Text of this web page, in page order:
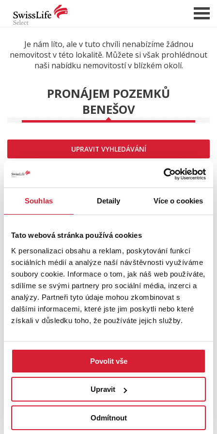
Souhlas Detaily Více o cookies
Tato webová stránka používá cookies
K personalizaci obsahu a reklam, poskytování funkcí
sociálních médií a analýze naší návštěvnosti využíváme
soubory cookie. Informace o tom, jak náš web používáte,
sdílíme se svými partnery pro sociální média, inzerci a
analýzy. Partneři tyto údaje mohou zkombinovat s
dalšími informacemi, které jste jim poskytli nebo které
získali v důsledku toho, že používáte jejich služby.
Povolit vše
Upravit
Odmítnout
NABÍDKA NEMOVITOSTÍ
HLÍDAT NOVÉ NABÍDKY
CHCI OCENIT NEMOVITOST
REFERENCE
FINANCOVÁNÍ / HYPOTÉKA
KONTAKT
Je nám líto, ale v tuto chvíli nenabízíme žádnou
nemovitost v této lokalitě. Můžete si však prohlédnout
naši nabídku nemovitostí v blízkém okolí.
PRONÁJEM POZEMKŮ
BENEŠOV
UPRAVIT VYHLEDÁVÁNÍ
Řadit od:
Červený Újezd